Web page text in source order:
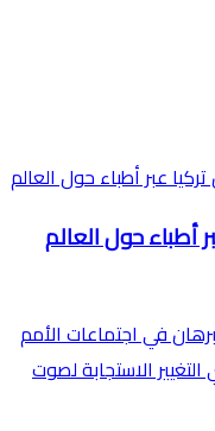
أطباء حول العالم